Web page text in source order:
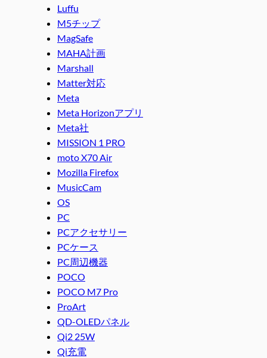
Luffu
M5チップ
MagSafe
MAHA計画
Marshall
Matter対応
Meta
Meta Horizonアプリ
Meta社
MISSION 1 PRO
moto X70 Air
Mozilla Firefox
MusicCam
OS
PC
PCアクセサリー
PCケース
PC周辺機器
POCO
POCO M7 Pro
ProArt
QD-OLEDパネル
Qi2 25W
Qi充電